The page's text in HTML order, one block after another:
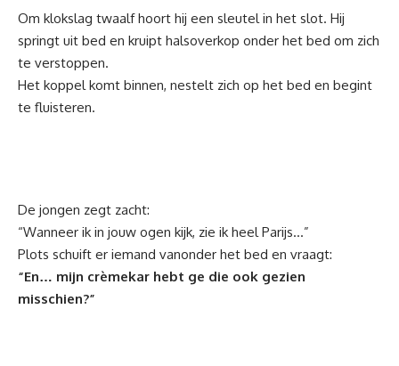
Om klokslag twaalf hoort hij een sleutel in het slot. Hij
springt uit bed en kruipt halsoverkop onder het bed om zich
te verstoppen.
Het koppel komt binnen, nestelt zich op het bed en begint
te fluisteren.
De jongen zegt zacht:
“Wanneer ik in jouw ogen kijk, zie ik heel Parijs…”
Plots schuift er iemand vanonder het bed en vraagt:
“En… mijn crèmekar hebt ge die ook gezien
misschien?”